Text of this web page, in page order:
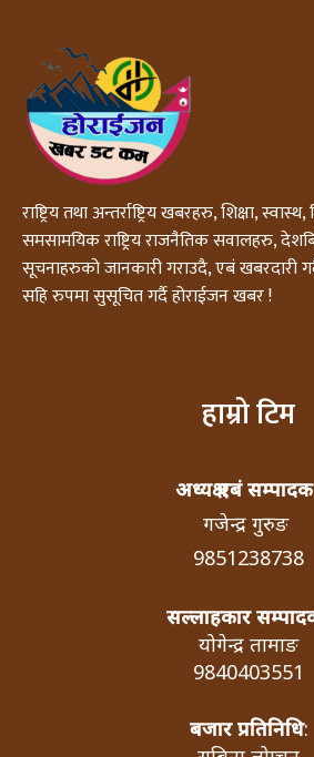
राष्ट्रिय तथा अन्तर्राष्ट्रिय खबरहरु, शिक्षा, स्वास्थ,
समसामयिक राष्ट्रिय राजनैतिक सवालहरु,
सूचनाहरुको जानकारी गराउदै, एबं खबरदारी
सहि रुपमा सुसूचित गर्दै होराईजन खबर !
हाम्रो टिम
अध्यक्ष एबं
गजेन्द्र गुरुङ
9851238738
सल्लाहकार
योगेन्द्र तामाङ
9840403551
बजार प्रतिनिधि: